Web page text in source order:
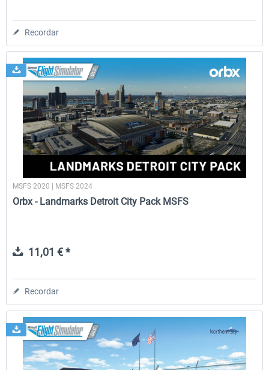
Recordar
MSFS 2020 | MSFS 2024
Orbx - Landmarks Detroit City Pack MSFS
11,01 € *
Recordar